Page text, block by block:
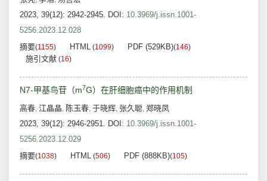
2023, 39(12): 2942-2945. DOI: 10.3969/j.issn.1001-
5256.2023.12.028
摘要(1155) HTML (1099) PDF (529KB)(146)
施引文献 (16)
N7-甲基鸟苷（m7G）在肝细胞癌中的作用机制
高春, 江晶晶, 陈玉春, 于晓辉, 张久聪, 郑晓凤
2023, 39(12): 2946-2951. DOI: 10.3969/j.issn.1001-
5256.2023.12.029
摘要(1038) HTML (506) PDF (888KB)(105)